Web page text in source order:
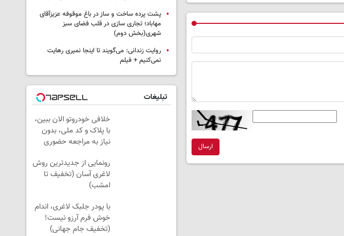
ارسال
پشت پرده ساخت و ساز در باغ موقوفه عزیزآقای
مهاباد؛ تجاری سازی در قلب فضای سبز
شهری(بخش دوم)
روایت زندانی: می‌گویند تا اینجا نمیری رهایت
نمی‌کنیم + فیلم
تبلیغات
خلافی خودروتو الان ببین،
با پلاک و کد ملی، بدون
نیاز به مراجعه حضوری
رونمایی از جدیدترین روش
لاغری آسان (تخفیف تا
امشب)
با پودر جلبک لاغری، اندام
خوش فرم آرزو نیست!
(تخفیف جام جهانی)